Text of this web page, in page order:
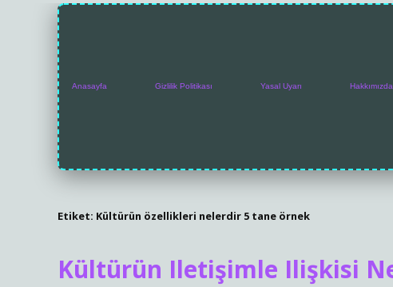
Anasayfa Gizlilik Politikası Yasal Uyarı Hakkımızda
Etiket: Kültürün özellikleri nelerdir 5 tane örnek
Kültürün Iletişimle Ilişkisi